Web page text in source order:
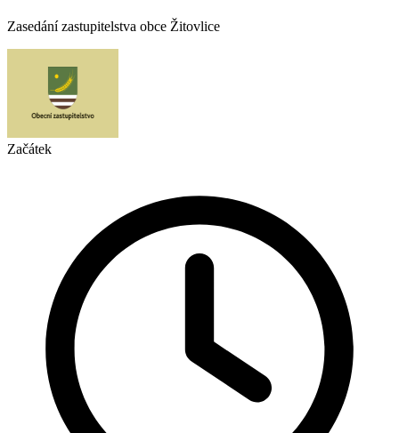
Zasedání zastupitelstva obce Žitovlice
Začátek